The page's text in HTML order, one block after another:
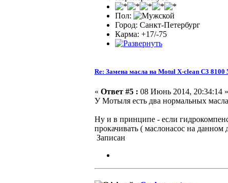
Пол:
Город: Санкт-Петербург
Карма: +17/-75
Re: Замена масла на Motul X-clean C3 8100
« Ответ #5 : 08 Июнь 2014, 20:34:14 »
У Мотыля есть два нормальных
Ну и в принципе - если
прокачивать ( маслонасос на данном
Записан